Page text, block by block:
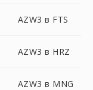
AZW3 в FTS
AZW3 в HRZ
AZW3 в MNG